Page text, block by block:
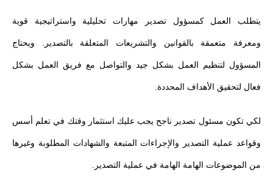
يتطلب العمل كمسؤول تصدير مهارات تحليلية واستراتيجية قوية
ومعرفة متعمقة بالقوانين والتشريعات المتعلقة بالتصدير. ويحتاج
المسؤول لتنظيم العمل بشكل جيد والتواصل مع فريق العمل بشكل
فعال لتحقيق الأهداف المحددة.
لكي تكون مسئول تصدير ناجح يجب عليك استثمار وقتك في تعلم أسس
وقواعد عملية التصدير والإجراءات المتبعة والشهادات المطلوبة وغيرها
من الموضوعات الهامة الهامة في عملية التصدير.